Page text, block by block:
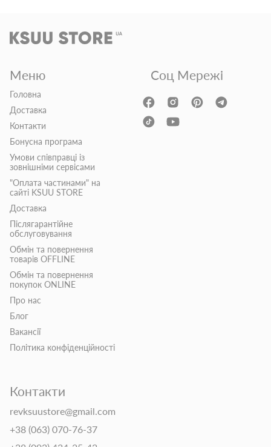
Меню
Головна
Доставка
Контакти
Бонусна програма
Умови співправці із
зовнішніми сервісами
"Оплата частинами" на
сайті KSUU STORE
Доставка
Післягарантійне
обслуговування
Обмін та повернення
товарів OFFLINE
Обмін та повернення
покупок ONLINE
Про нас
Блог
Вакансії
Політика конфіденційності
Контакти
revksuustore@gmail.com
+38 (063) 070-76-37
Соц Мережі